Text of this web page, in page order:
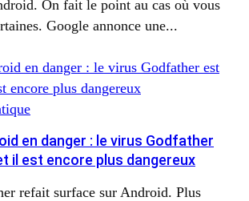
On fait le point au cas où vous
Google annonce une...
en danger : le virus Godfather
il est encore plus dangereux
refait surface sur Android. Plus